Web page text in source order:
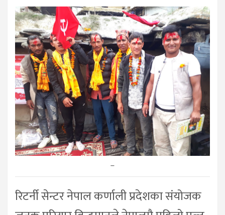
–
रिटर्नी सेन्टर नेपाल कर्णाली प्रदेशका संयोजक